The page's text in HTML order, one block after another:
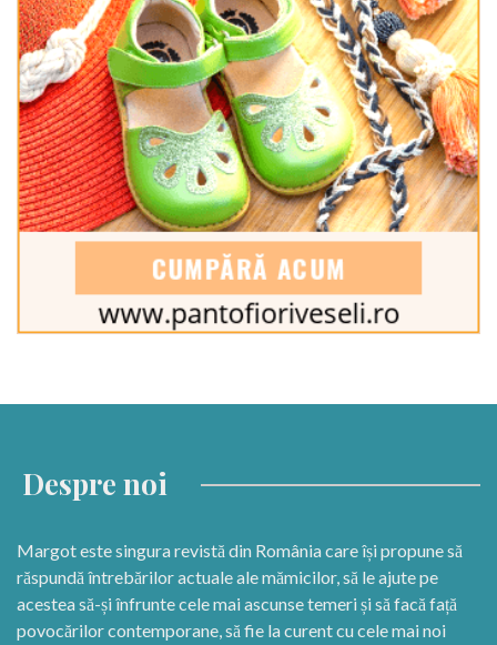
Despre noi
Margot este singura revistă din România care își propune să
răspundă întrebărilor actuale ale mămicilor, să le ajute pe
acestea să-și înfrunte cele mai ascunse temeri și să facă față
povocărilor contemporane, să fie la curent cu cele mai noi